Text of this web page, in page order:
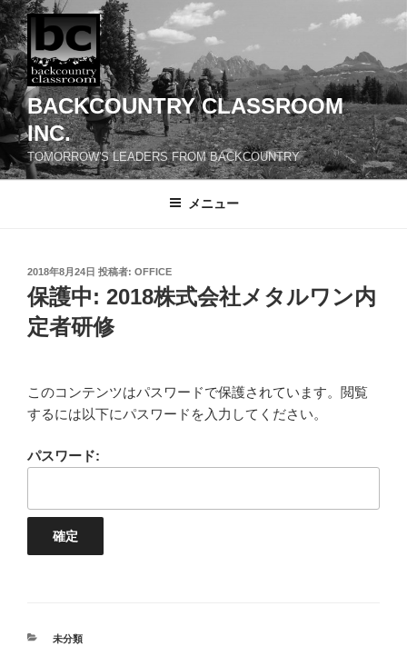
コ
ン
テ
ン
ツ
へ
ス
キ
ッ
BACKCOUNTRY CLASSROOM
INC.
TOMORROW'S LEADERS FROM BACKCOUNTRY
メニュー
投
稿
日:
2018年8月24日 投稿者: OFFICE
保護中: 2018株式会社メタルワン内
定者研修
このコンテンツはパスワードで保護されています。閲覧
するには以下にパスワードを入力してください。
パスワード:
カ
未分類